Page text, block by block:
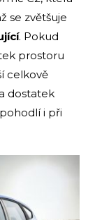
se zvětšuje
. Pokud
prostoru
celkově
dostatek
i při